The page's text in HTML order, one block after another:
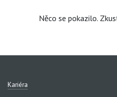
Něco se pokazilo.
Kariéra